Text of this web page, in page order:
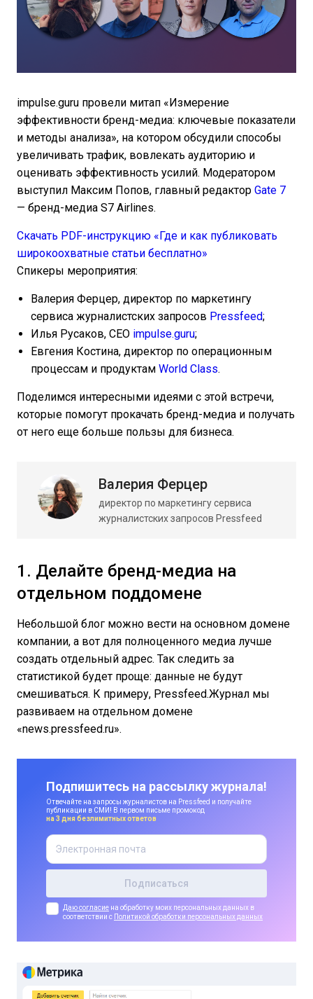
impulse.guru провели митап «Измерение
эффективности бренд-медиа: ключевые показатели
и методы анализа», на котором обсудили способы
увеличивать трафик, вовлекать аудиторию и
оценивать эффективность усилий. Модератором
выступил Максим Попов, главный редактор Gate 7
— бренд-медиа S7 Airlines.
Скачать PDF-инструкцию «Где и как публиковать
широкоохватные статьи бесплатно»
Спикеры мероприятия:
Валерия Ферцер, директор по маркетингу
сервиса журналистских запросов Pressfeed;
Илья Русаков, CEO impulse.guru;
Евгения Костина, директор по операционным
процессам и продуктам World Class.
Поделимся интересными идеями с этой встречи,
которые помогут прокачать бренд-медиа и получать
от него еще больше пользы для бизнеса.
Валерия Ферцер
директор по маркетингу сервиса
журналистских запросов Pressfeed
1. Делайте бренд-медиа на
отдельном поддомене
Небольшой блог можно вести на основном домене
компании, а вот для полноценного медиа лучше
создать отдельный адрес. Так следить за
статистикой будет проще: данные не будут
смешиваться. К примеру, Pressfeed.Журнал мы
развиваем на отдельном домене
«news.pressfeed.ru».
Подпишитесь на рассылку журнала!
Отвечайте на запросы журналистов на Pressfeed и получайте
публикации в СМИ! В первом письме промокод
на 3 дня безлимитных ответов
Даю согласие на обработку моих персональных данных в
соответствии с Политикой обработки персональных данных